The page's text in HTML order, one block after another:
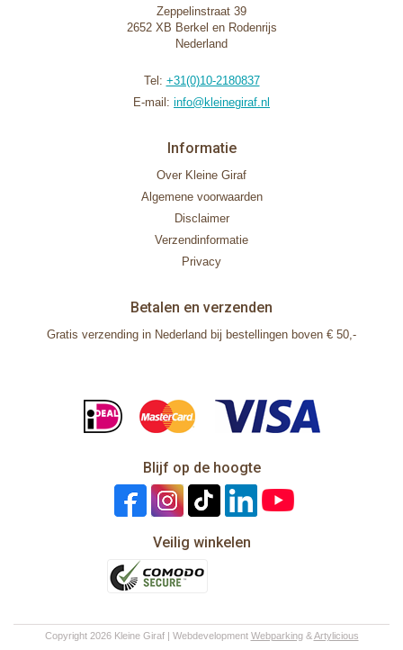
Zeppelinstraat 39
2652 XB Berkel en Rodenrijs
Nederland
Tel: +31(0)10-2180837
E-mail: info@kleinegiraf.nl
Informatie
Over Kleine Giraf
Algemene voorwaarden
Disclaimer
Verzendinformatie
Privacy
Betalen en verzenden
Gratis verzending in Nederland bij bestellingen boven € 50,-
Blijf op de hoogte
Veilig winkelen
Copyright 2026 Kleine Giraf | Webdevelopment Webparking&Artylicious